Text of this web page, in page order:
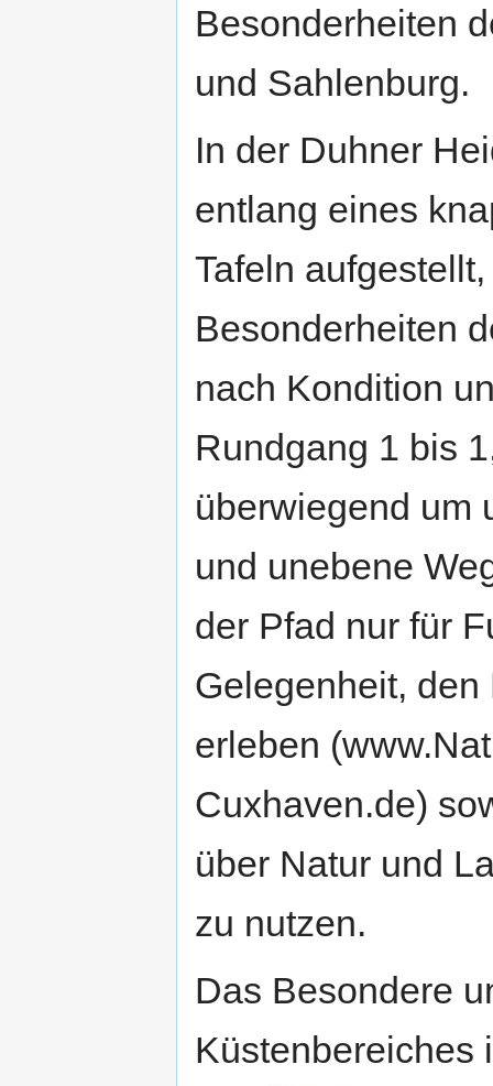
Besonderheiten
und Sahlenburg.
In der Duhner
entlang eines
Tafeln
Besonderheiten
nach Kondition
Rundgang 1 bis
überwiegend um
und unebene
der Pfad nur für
Gelegenheit,
erleben
Cuxhaven.de)
über Natur und
zu nutzen.
Das Besondere
Küstenbereiches